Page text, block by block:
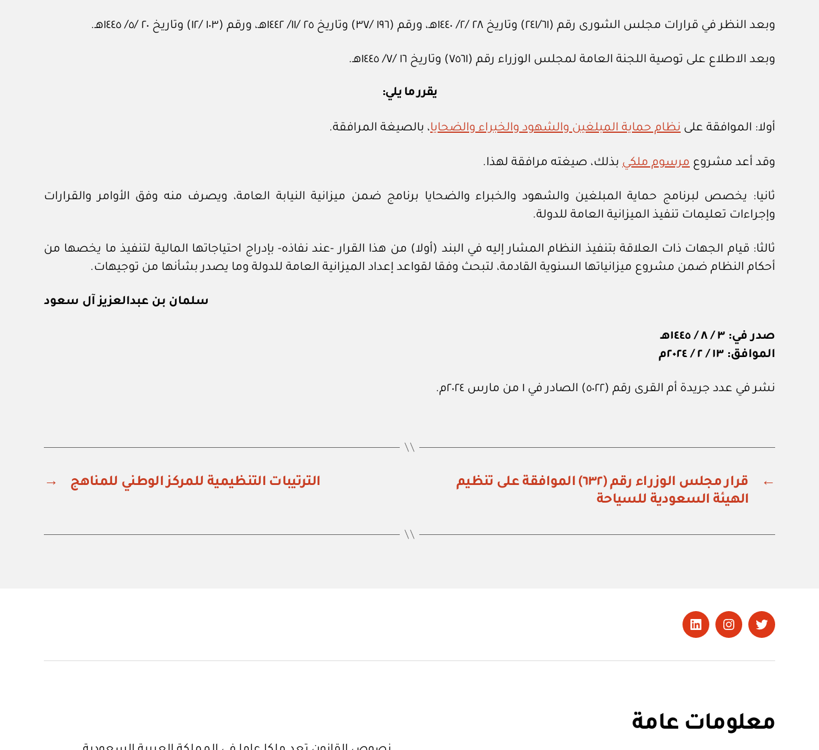
وبعد النظر في قرارات مجلس الشورى رقم (٢٤١/٦١) وتاريخ ٢٨ /٢/ ١٤٤٠هـ، ورقم (١٩٦ /٣٧) وتاريخ ٢٥ /١١/ ١٤٤٢هـ، ورقم (١٠٣ /١٢) وتاريخ ٢٠ /٥/ ١٤٤٥هـ.
وبعد الاطلاع على توصية اللجنة العامة لمجلس الوزراء رقم (٧٥٦١) وتاريخ ١٦ /٧/ ١٤٤٥هـ.
يقرر ما يلي:
أولا: الموافقة على نظام حماية المبلغين والشهود والخبراء والضحايا، بالصيغة المرافقة.
وقد أعد مشروع مرسوم ملكي بذلك، صيغته مرافقة لهذا.
ثانيا: يخصص لبرنامج حماية المبلغين والشهود والخبراء والضحايا برنامج ضمن ميزانية النيابة العامة، ويصرف منه وفق الأوامر والقرارات
وإجراءات تعليمات تنفيذ الميزانية العامة للدولة.
ثالثا: قيام الجهات ذات العلاقة بتنفيذ النظام المشار إليه في البند (أولا) من هذا القرار -عند نفاذه- بإدراج احتياجاتها المالية لتنفيذ ما يخصها من
أحكام النظام ضمن مشروع ميزانياتها السنوية القادمة، لتبحث وفقا لقواعد إعداد الميزانية العامة للدولة وما يصدر بشأنها من توجيهات.
سلمان بن عبدالعزيز آل سعود
صدر في: ٣ / ٨ / ١٤٤٥هـ
الموافق: ١٣ / ٢ / ٢٠٢٤م
نشر في عدد جريدة أم القرى رقم (٥٠٢٢) الصادر في ١ من مارس ٢٠٢٤م.
←
قرار مجلس الوزراء رقم (٦٣٢) الموافقة على تنظيم
الهيئة السعودية للسياحة
→ الترتيبات التنظيمية للمركز الوطني للمناهج
تويتر Instagram
LinkedIn
معلومات عامة